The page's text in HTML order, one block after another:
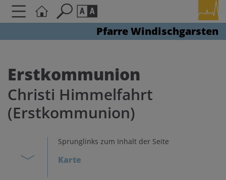
Pfarre Windischgarsten
Schriftgröße
AA A
Kontrasteinstellungen
A A A
Erstkommunion
Christi Himmelfahrt
(Erstkommunion)
Sprunglinks zum Inhalt der Seite
Karte